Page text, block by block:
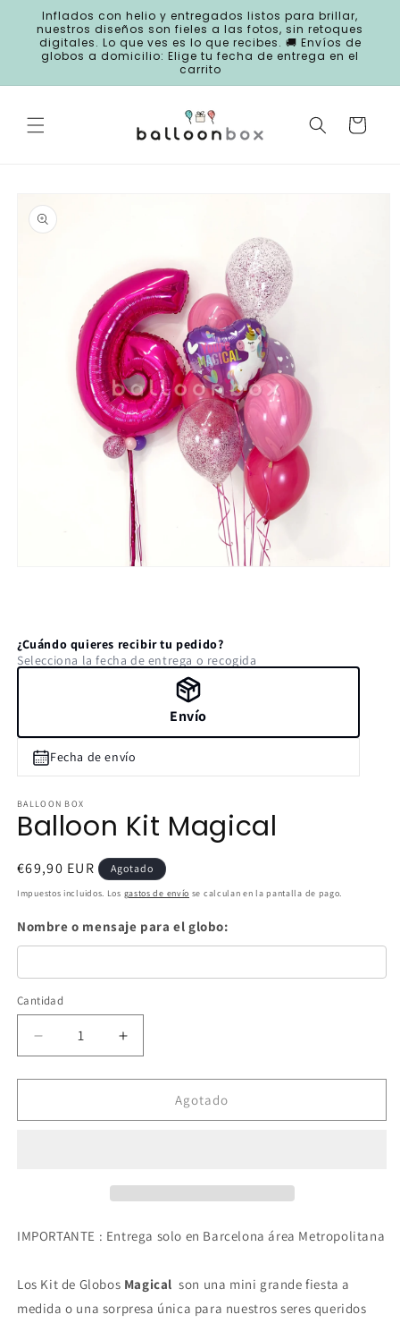
directamente
al contenido
Inflados con helio y entregados listos para brillar,
nuestros diseños son fieles a las fotos, sin retoques
digitales. Lo que ves es lo que recibes. 🚚 Envíos de
globos a domicilio: Elige tu fecha de entrega en el
carrito
Carrito
a la
información
una
ventana
modal
¿Cuándo quieres recibir tu pedido?
Selecciona la fecha de entrega o recogida
Envío
Fecha de envío
BALLOON BOX
Balloon Kit Magical
Precio
habitual
€69,90 EUR Agotado
Impuestos incluidos. Los gastos de envío se calculan en la pantalla de pago.
Nombre o mensaje para el globo:
Cantidad
Cantidad
Reducir
cantidad
para
Kit
Aumentar
cantidad
para
Kit
Agotado
IMPORTANTE : Entrega solo en Barcelona área Metropolitana
Los Kit de Globos Magical son una mini grande fiesta a
medida o una sorpresa única para nuestros seres queridos